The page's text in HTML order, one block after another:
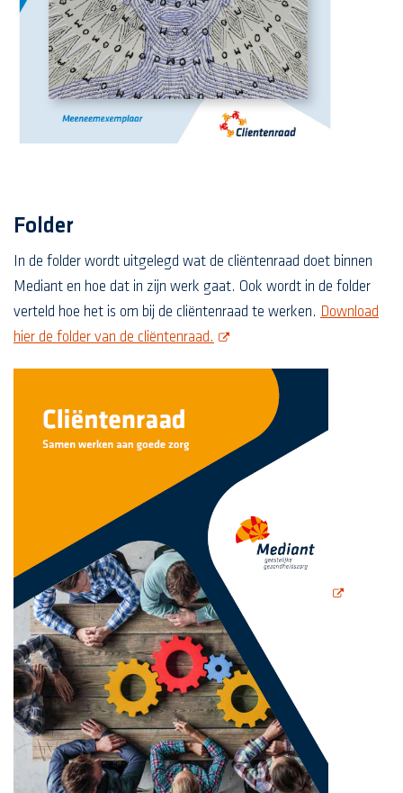
Folder
In de folder wordt uitgelegd wat de cliëntenraad doet binnen
Mediant en hoe dat in zijn werk gaat. Ook wordt in de folder
verteld hoe het is om bij de cliëntenraad te werken.
Download
hier de folder van de cliëntenraad. opent deze pdf in een nieuw